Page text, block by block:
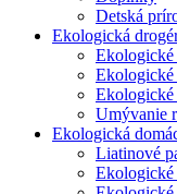
Detská
Ekologická
Ekologické
Ekologické
Umývanie
Ekologická
Liatinové
Ekologické